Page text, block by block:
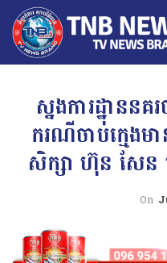
ស្នងការដ្ឋានន
ករណីចាប់ក្មេង
សិក្សា ហ៊ុន សែន
On